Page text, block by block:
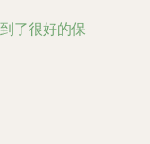
了很好的保